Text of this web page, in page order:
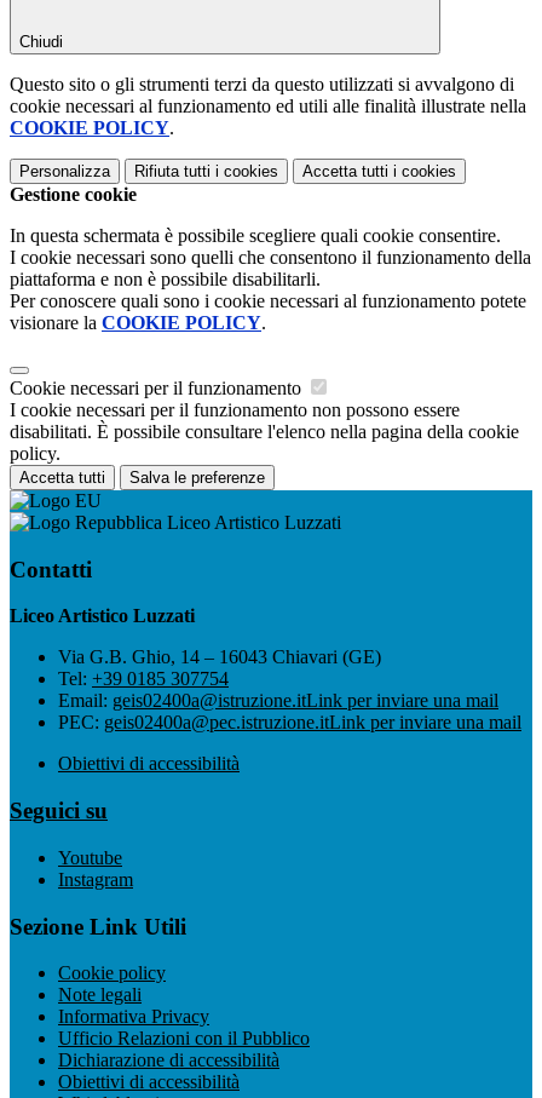
Chiudi
Questo sito o gli strumenti terzi da questo utilizzati si avvalgono di
cookie necessari al funzionamento ed utili alle finalità illustrate nella
COOKIE POLICY.
Personalizza Rifiuta tutti i cookies Accetta tutti i cookies
Gestione cookie
In questa schermata è possibile scegliere quali cookie consentire.
I cookie necessari sono quelli che consentono il funzionamento della
piattaforma e non è possibile disabilitarli.
Per conoscere quali sono i cookie necessari al funzionamento potete
visionare la COOKIE POLICY.
Cookie necessari per il funzionamento
I cookie necessari per il funzionamento non possono essere
disabilitati. È possibile consultare l'elenco nella pagina della cookie
policy.
Accetta tutti Salva le preferenze
Liceo Artistico Luzzati
Contatti
Liceo Artistico Luzzati
Via G.B. Ghio, 14 – 16043 Chiavari (GE)
Tel: +39 0185 307754
Email: geis02400a@istruzione.itLink per inviare una mail
PEC: geis02400a@pec.istruzione.itLink per inviare una mail
Obiettivi di accessibilità
Seguici su
Youtube
Instagram
Sezione Link Utili
Cookie policy
Note legali
Informativa Privacy
Ufficio Relazioni con il Pubblico
Dichiarazione di accessibilità
Obiettivi di accessibilità